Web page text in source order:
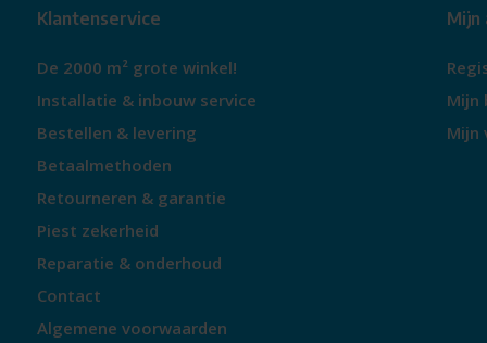
Klantenservice
De 2000 m² grote winkel!
Installatie & inbouw service
Bestellen & levering
Betaalmethoden
Retourneren & garantie
Piest zekerheid
Reparatie & onderhoud
Contact
Algemene voorwaarden
Mijn
Mijn
Mijn